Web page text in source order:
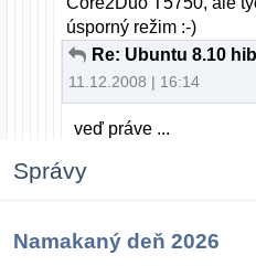
úsporný režim :-)
11.12.2008 | 16:14
veď práve ...
Správy
Namakaný deň 2026